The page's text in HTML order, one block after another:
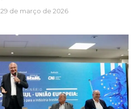
29 de março de 2026